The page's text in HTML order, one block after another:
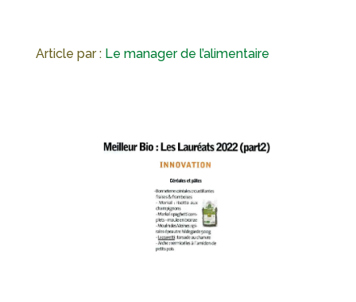
Article par : Le manager de l’alimentaire